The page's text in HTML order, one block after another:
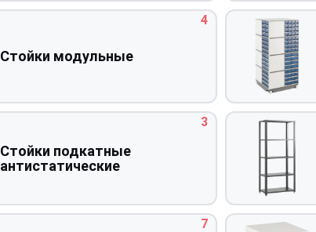
Стойки модульные
4
Стойки подкатные
антистатические
3
7